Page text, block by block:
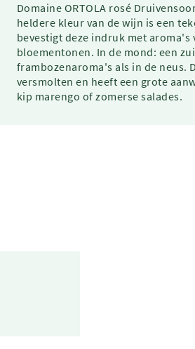
Domaine ORTOLA rosé
heldere kleur van de wijn is een
bevestigt deze indruk met
bloementonen. In de mond: een
frambozenaroma's als in de neus.
versmolten en heeft een grote
kip marengo of zomerse salades.